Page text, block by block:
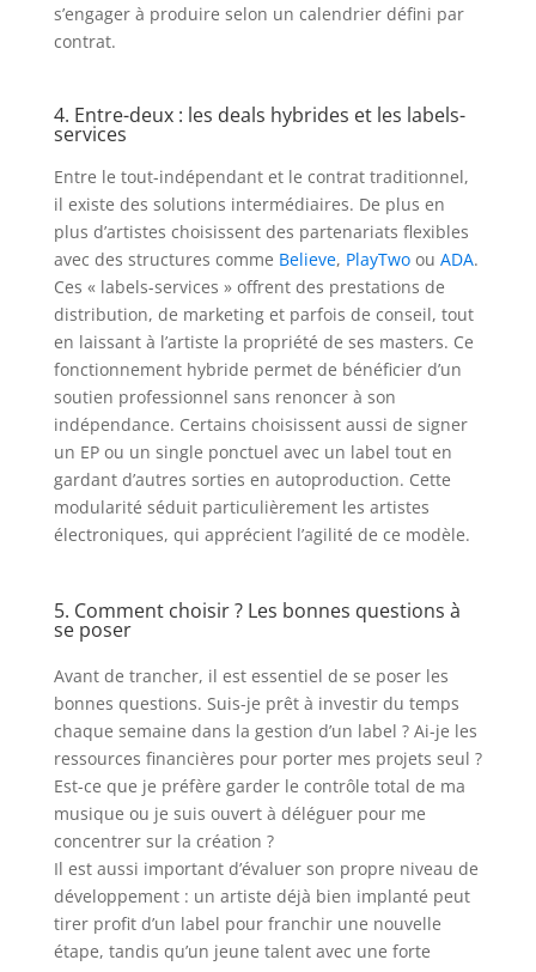
s’engager à produire selon un calendrier défini par
contrat.
4. Entre-deux : les deals hybrides et les labels-
services
Entre le tout-indépendant et le contrat traditionnel,
il existe des solutions intermédiaires. De plus en
plus d’artistes choisissent des partenariats flexibles
avec des structures comme Believe, PlayTwoou ADA.
Ces « labels-services » offrent des prestations de
distribution, de marketing et parfois de conseil, tout
en laissant à l’artiste la propriété de ses masters. Ce
fonctionnement hybride permet de bénéficier d’un
soutien professionnel sans renoncer à son
indépendance. Certains choisissent aussi de signer
un EP ou un single ponctuel avec un label tout en
gardant d’autres sorties en autoproduction. Cette
modularité séduit particulièrement les artistes
électroniques, qui apprécient l’agilité de ce modèle.
5. Comment choisir ? Les bonnes questions à
se poser
Avant de trancher, il est essentiel de se poser les
bonnes questions. Suis-je prêt à investir du temps
chaque semaine dans la gestion d’un label ? Ai-je les
ressources financières pour porter mes projets seul ?
Est-ce que je préfère garder le contrôle total de ma
musique ou je suis ouvert à déléguer pour me
concentrer sur la création ?
Il est aussi important d’évaluer son propre niveau de
développement : un artiste déjà bien implanté peut
tirer profit d’un label pour franchir une nouvelle
étape, tandis qu’un jeune talent avec une forte